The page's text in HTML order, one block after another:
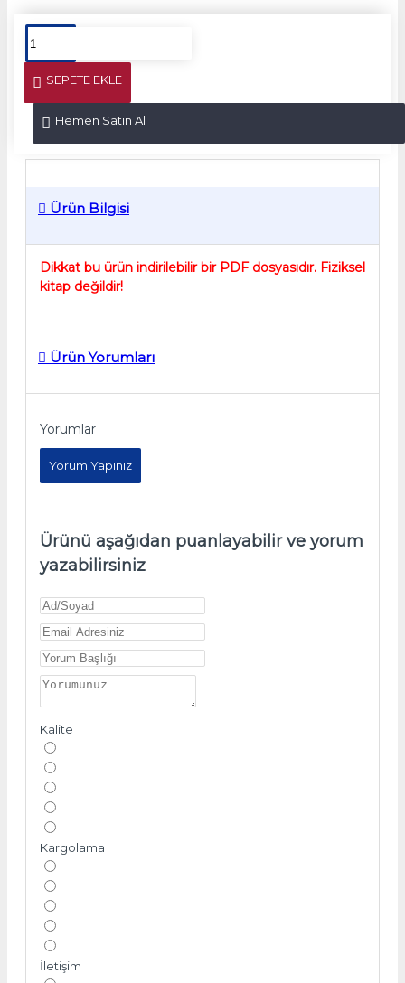
SEPETE EKLE
Hemen Satın Al
Ürün Bilgisi
Dikkat bu ürün indirilebilir bir PDF dosyasıdır. Fiziksel
kitap değildir!
Ürün Yorumları
Yorumlar
Yorum Yapınız
Ürünü aşağıdan puanlayabilir ve yorum
yazabilirsiniz
Kalite
Kargolama
İletişim